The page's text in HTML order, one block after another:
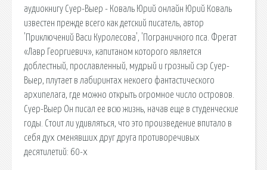
аудиокнигу Суер-Выер - Коваль Юрий онлайн Юрий Коваль
известен прежде всего как детский писатель, автор
'Приключений Васи Куролесова', 'Пограничного пса. Фрегат
«Лавр Георгиевич», капитаном которого является
доблестный, прославленный, мудрый и грозный сэр Суер-
Выер, плутает в лабиринтах некоего фантастического
архипелага, где можно открыть огромное число островов.
Суер-Выер Он писал ее всю жизнь, начав еще в студенческие
годы. Стоит ли удивляться, что это произведение впитало в
себя дух сменявших друг друга противоречивых
десятилетий: 60-х